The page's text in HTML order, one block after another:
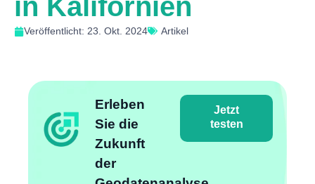
in Kalifornien
Veröffentlicht: 23. Okt. 2024 Artikel
Erleben
Sie die
Zukunft
der
Jetzt
testen